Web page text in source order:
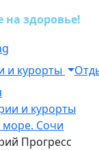
на здоровье!
и курорты
и курорты
Сочи
Прогресс